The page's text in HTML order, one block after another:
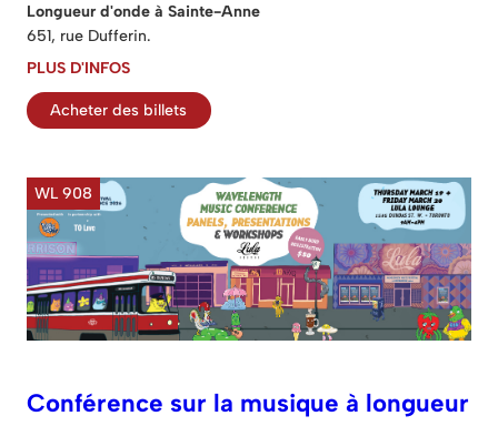
Longueur d'onde à Sainte-Anne
651, rue Dufferin.
PLUS D'INFOS
Acheter des billets
WL 908
Conférence sur la musique à longueur